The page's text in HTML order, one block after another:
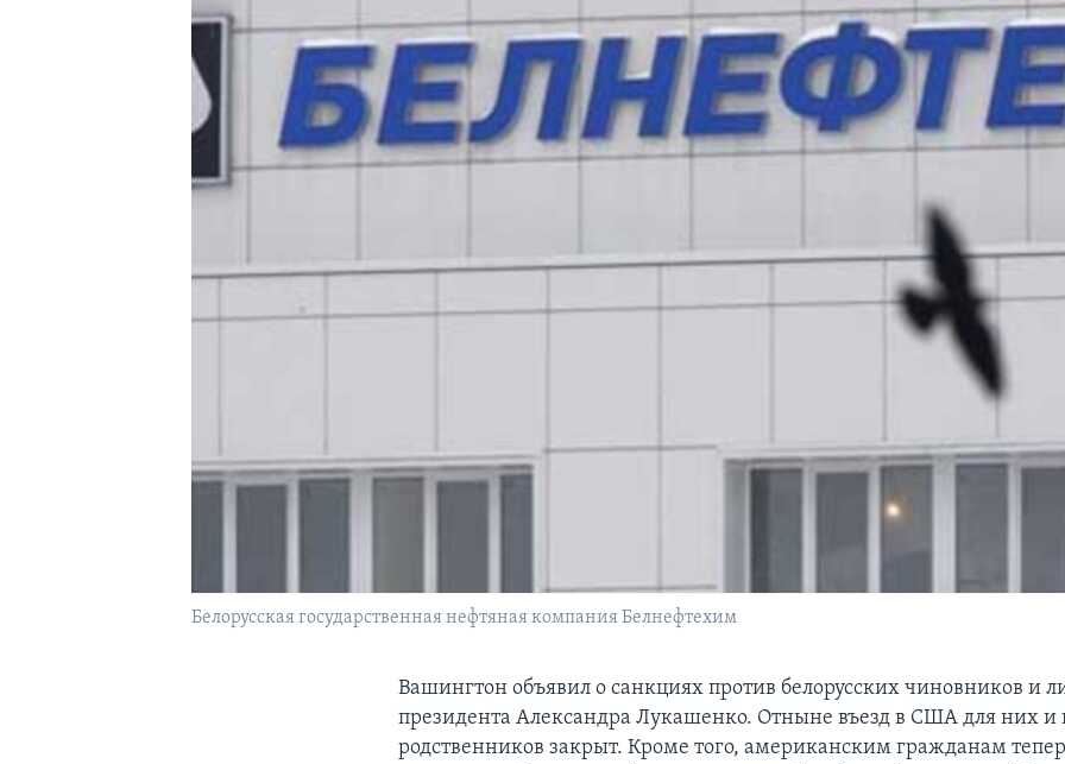
Белорусская государственная нефтяная компания Белнефтехим
Вашингтон объявил о санкциях против белорусских чиновников и
президента Александра Лукашенко. Отныне въезд в США для них и
родственников закрыт. Кроме того, американским гражданам